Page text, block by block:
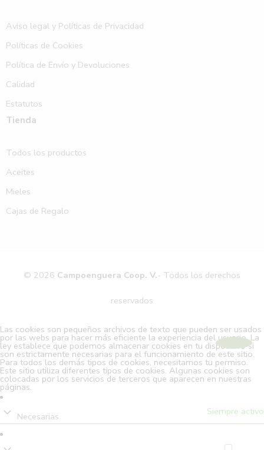
Aviso legal y Políticas de Privacidad
Políticas de Cookies
Política de Envío y Devoluciones
Calidad
Estatutos
Tienda
Todos los productos
Aceites
Mieles
Cajas de Regalo
© 2026 Campoenguera Coop. V.- Todos los derechos
reservados
Las cookies son pequeños archivos de texto que pueden ser usados
por las webs para hacer más eficiente la experiencia del usuario. La
ley establece que podemos almacenar cookies en tu dispositivo si
son estrictamente necesarias para el funcionamiento de este sitio.
Para todos los demás tipos de cookies, necesitamos tu permiso.
Este sitio utiliza diferentes tipos de cookies. Algunas cookies son
colocadas por los servicios de terceros que aparecen en nuestras
páginas.
Necesarias Siempre activo